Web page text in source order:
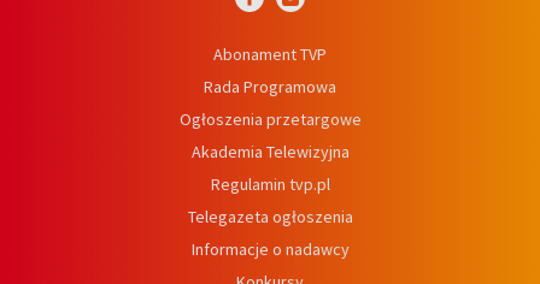
Abonament TVP
Rada Programowa
Ogłoszenia przetargowe
Akademia Telewizyjna
Regulamin tvp.pl
Telegazeta ogłoszenia
Informacje o nadawcy